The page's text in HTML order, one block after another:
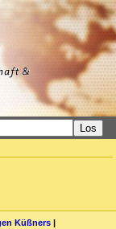
Los
Küßners |